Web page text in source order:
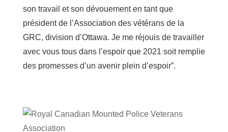
son travail et son dévouement en tant que
président de l’Association des vétérans de la
GRC, division d’Ottawa. Je me réjouis de travailler
avec vous tous dans l’espoir que 2021 soit remplie
des promesses d’un avenir plein d’espoir”.